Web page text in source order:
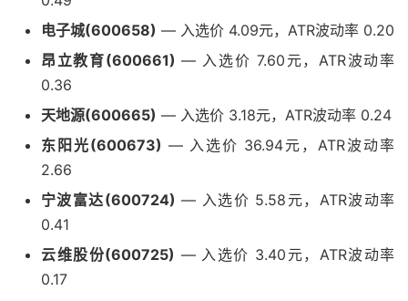
电子城(600658) — 入选价 4.09元，ATR波动率 0.20
昂立教育(600661) — 入选价 7.60元，ATR波动率
0.36
天地源(600665) — 入选价 3.18元，ATR波动率 0.24
东阳光(600673) — 入选价 36.94元，ATR波动率
2.66
宁波富达(600724) — 入选价 5.58元，ATR波动率
0.41
云维股份(600725) — 入选价 3.40元，ATR波动率
0.17